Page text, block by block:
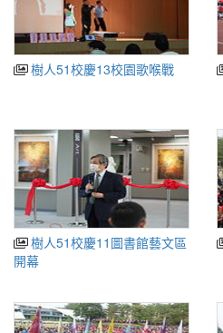
樹人51校慶13校園歌喉戰
樹人51校慶11圖書館藝文區
開幕